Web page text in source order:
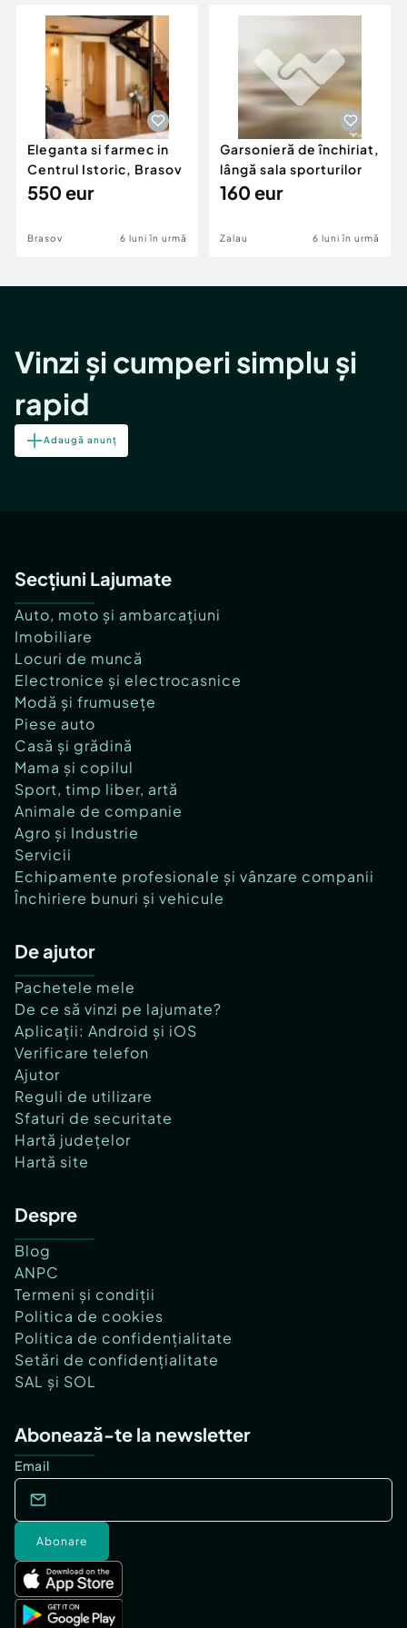
Servicii
Animale de companie
Afaceri și echipamente profesionale
Inchiriere Bunuri si Vehicule
Utilaje agricole si industriale
Piese auto si accesorii
Dacia Duster
Eleganta si farmec in
Centrul Istoric, Brasov
550 eur
Brasov 6 luni în urmă
Garsonieră de închiriat,
lângă sala sporturilor
160 eur
Zalau 6 luni în urmă
Vinzi și cumperi simplu și
rapid
Adaugă anunț
Secțiuni Lajumate
Auto, moto și ambarcațiuni
Imobiliare
Locuri de muncă
Electronice și electrocasnice
Modă și frumusețe
Piese auto
Casă și grădină
Mama și copilul
Sport, timp liber, artă
Animale de companie
Agro și Industrie
Servicii
Echipamente profesionale și vânzare companii
Închiriere bunuri și vehicule
De ajutor
Pachetele mele
De ce să vinzi pe lajumate?
Aplicații: Android și iOS
Verificare telefon
Ajutor
Reguli de utilizare
Sfaturi de securitate
Hartă județelor
Hartă site
Despre
Blog
ANPC
Termeni și condiții
Politica de cookies
Politica de confidențialitate
Setări de confidențialitate
SAL și SOL
Abonează-te la newsletter
Email
Abonare